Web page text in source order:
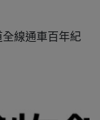
線通車百年紀